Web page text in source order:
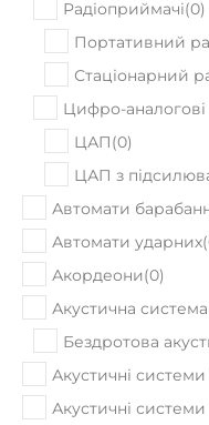
Радіоприймачі(0)
Портативний
Стаціонарний
Цифро-
ЦАП(0)
ЦАП з
Автомати
Автомати ударних(
Акордеони(0)
Акустична система
Бездротова
Акустичні системи
Акустичні